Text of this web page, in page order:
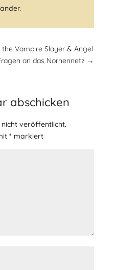
Vampire Slayer & Angel
an das Nornennetz →
abschicken
nicht veröffentlicht.
* markiert